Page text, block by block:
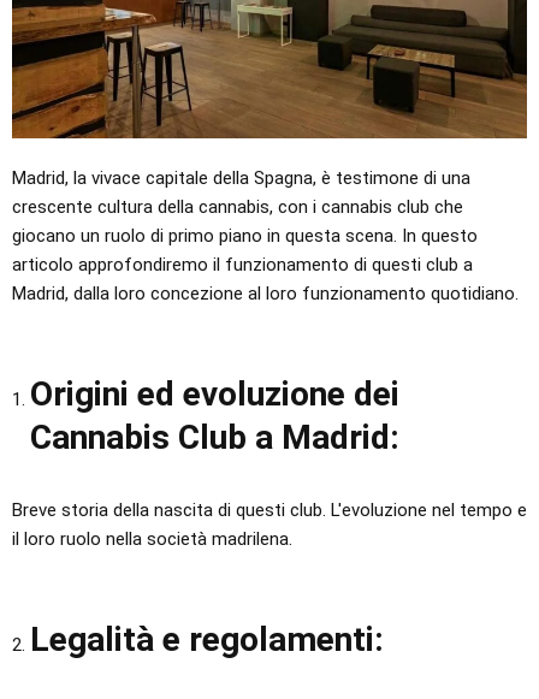
Madrid, la vivace capitale della Spagna, è testimone di una
crescente cultura della cannabis, con i cannabis club che
giocano un ruolo di primo piano in questa scena. In questo
articolo approfondiremo il funzionamento di questi club a
Madrid, dalla loro concezione al loro funzionamento quotidiano.
Origini ed evoluzione dei
Cannabis Club a Madrid:
Breve storia della nascita di questi club. L'evoluzione nel tempo e
il loro ruolo nella società madrilena.
Legalità e regolamenti: